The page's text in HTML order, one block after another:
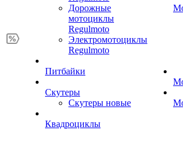
Дорожные
мотоциклы
Regulmoto
Электромотоциклы
Regulmoto
Питбайки
Скутеры
Скутеры новые
Квадроциклы